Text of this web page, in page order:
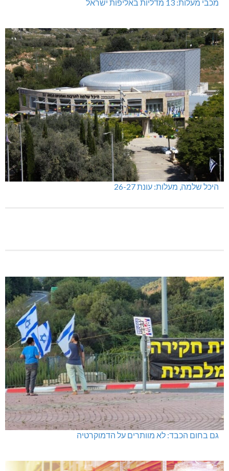
מכבי מעלות: 13 מדליות באליפות ישראל
היכל שלמה, מעלות: עונת 26-27
גם בחום הכבד: לא מוותרים על הדמוקרטיה